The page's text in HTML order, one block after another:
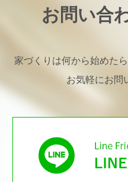
お問い合
家づくりは何から始めた
お気軽にお問